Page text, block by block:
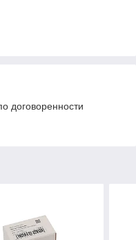
договоренности